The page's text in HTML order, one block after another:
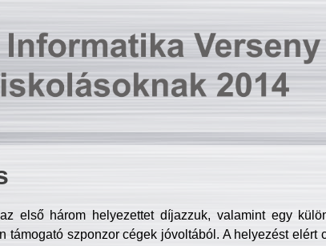
első három helyezettet díjazzuk, valamint egy
támogató szponzor cégek jóvoltából. A helyezést